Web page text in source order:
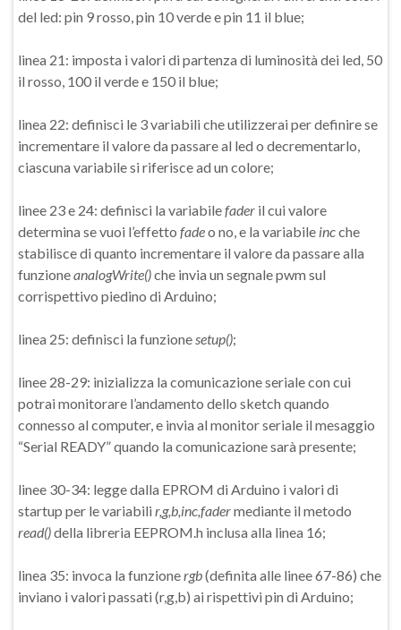
del led: pin 9 rosso, pin 10 verde e pin 11 il blue;
linea 21: imposta i valori di partenza di luminosità dei led, 50
il rosso, 100 il verde e 150 il blue;
linea 22: definisci le 3 variabili che utilizzerai per definire se
incrementare il valore da passare al led o decrementarlo,
ciascuna variabile si riferisce ad un colore;
linee 23 e 24: definisci la variabilefader il cui valore
determina se vuoi l’effetto fadeo no, e la variabile incche
stabilisce di quanto incrementare il valore da passare alla
funzioneanalogWrite()che invia un segnale pwm sul
corrispettivo piedino di Arduino;
linea 25: definisci la funzionesetup();
linee 28-29: inizializza la comunicazione seriale con cui
potrai monitorare l’andamento dello sketch quando
connesso al computer, e invia al monitor seriale il mesaggio
“Serial READY” quando la comunicazione sarà presente;
linee 30-34: legge dalla EPROM di Arduino i valori di
startup per le variabili r,g,b,inc,fadermediante il metodo
read()della libreria EEPROM.h inclusa alla linea 16;
linea 35: invoca la funzionergb(definita alle linee 67-86) che
inviano i valori passati (r,g,b) ai rispettivi pin di Arduino;